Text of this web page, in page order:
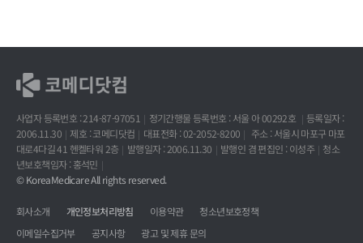
사업자 등록번호 : 214-87-97051 정기간행물 등록번호 : 서울 아 00292호
등록일자 :
2006.11.30
제호 : 코메디닷컴 대표전화 : 02-2052-8200
주소 : 서울시 마포구 마포
대로4다길 41 헨켈타워 2층
발행일자 : 2006.11.30 발행인 겸 편집인 : 이성주
청소
년보호책임자 : 홍석민
© KoreaMedicare All rights reserved.
회사소개 개인정보처리방침 이용약관
청소년보호정책
이메일수집거부
공지사항 광고 및 제휴 문의